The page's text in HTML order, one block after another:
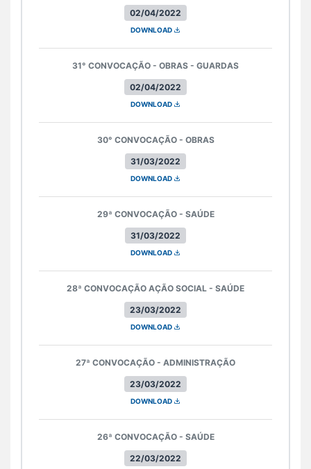
02/04/2022
DOWNLOAD
02/04/2022
31° CONVOCAÇÃO - OBRAS - GUARDAS
DOWNLOAD
31/03/2022
30° CONVOCAÇÃO - OBRAS
DOWNLOAD
31/03/2022
29ª CONVOCAÇÃO - SAÚDE
DOWNLOAD
23/03/2022
28ª CONVOCAÇÃO AÇÃO SOCIAL - SAÚDE
DOWNLOAD
23/03/2022
27ª CONVOCAÇÃO - ADMINISTRAÇÃO
DOWNLOAD
22/03/2022
26ª CONVOCAÇÃO - SAÚDE